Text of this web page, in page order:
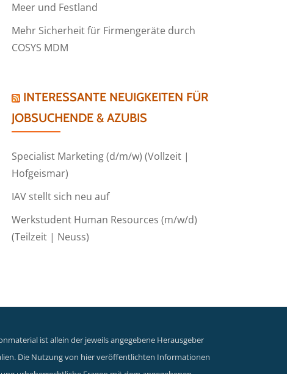
Meer und Festland
Mehr Sicherheit für Firmengeräte durch
COSYS MDM
INTERESSANTE NEUIGKEITEN FÜR
JOBSUCHENDE & AZUBIS
Specialist Marketing (d/m/w) (Vollzeit |
Hofgeismar)
IAV stellt sich neu auf
Werkstudent Human Resources (m/w/d)
(Teilzeit | Neuss)
ist allein der jeweils angegebene Herausgeber
Die Nutzung von hier veröffentlichten Informationen